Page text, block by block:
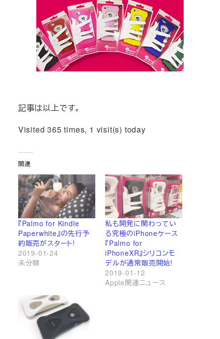
記事は以上です。
Visited 365 times, 1 visit(s) today
関連
『Palmo for Kindle
Paperwhite』の先行予
約販売がスタート!
2019-01-24
未分類
私も開発に関わってい
る究極のiPhoneケース
『Palmo for
iPhoneXR』シリコンモ
デルが通常販売開始!
2019-01-12
Apple関連ニュース